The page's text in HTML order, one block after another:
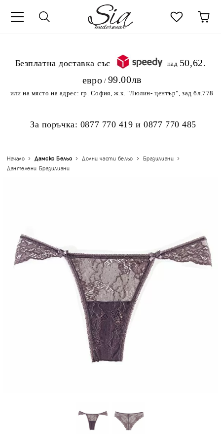
.Безплатна доставка със
над 50,62
евро / 99.00лв
или на място на адрес: гр. София, ж.к. "Люлин- център", зад бл.778
За поръчка: 0877 770 419 и0877 770 485
Начало Дамско Бельо Долни части бельо
Бразилиани
Дантелени Бразилиани